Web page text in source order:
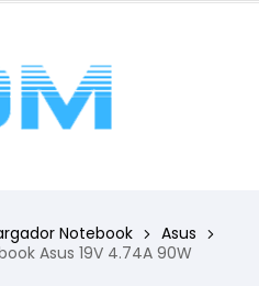
Notebook
Asus
Asus 19V 4.74A 90W